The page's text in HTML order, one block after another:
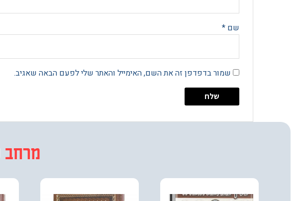
שם *
שמור בדפדפן זה את השם, האימייל והאתר שלי לפעם הבאה שאגיב.
מבחר